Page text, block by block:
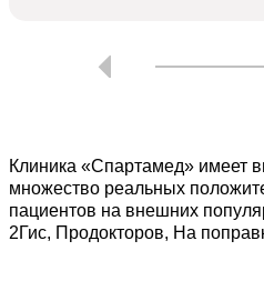
Клиника «Спартамед» имеет
множество реальных
пациентов на внешних
2Гис, Продокторов, На